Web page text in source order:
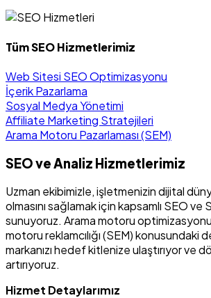
Tüm SEO Hizmetlerimiz
Web Sitesi SEO Optimizasyonu
İçerik Pazarlama
Sosyal Medya Yönetimi
Affiliate Marketing Stratejileri
Arama Motoru Pazarlaması (SEM)
SEO ve Analiz Hizmetlerimiz
Uzman ekibimizle, işletmenizin dijital
olmasını sağlamak için kapsamlı SEO ve
sunuyoruz. Arama motoru
motoru reklamcılığı (SEM) konusundaki
markanızı hedef kitlenize ulaştırıyor ve
artırıyoruz.
Hizmet Detaylarımız